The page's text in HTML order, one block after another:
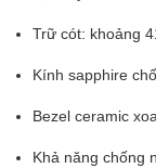
Trữ cót: khoảng
Kính sapphire
Bezel ceramic
Khả năng chống